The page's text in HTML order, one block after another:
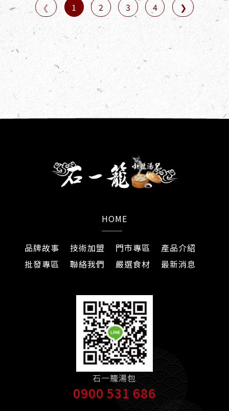
1 2 3 4
HOME
品牌故事 技術加盟 門市專區
產品介紹
批發專區
聯絡我們 嚴選食材 最新消息
石一籠湯包
0900 531 686